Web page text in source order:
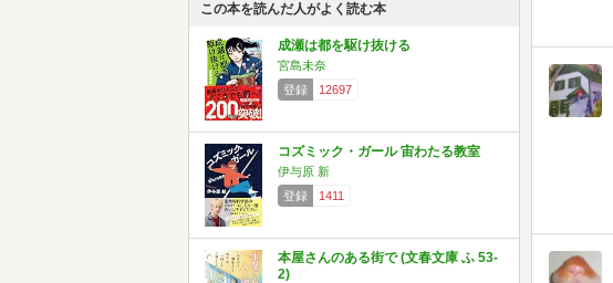
この本を読んだ人がよく読む本
成瀬は都を駆け抜ける
宮島未奈
登録
12697
コズミック・ガール 宙わたる教室
伊与原 新
登録
1411
本屋さんのある街で (文春文庫 ふ 53-
2)